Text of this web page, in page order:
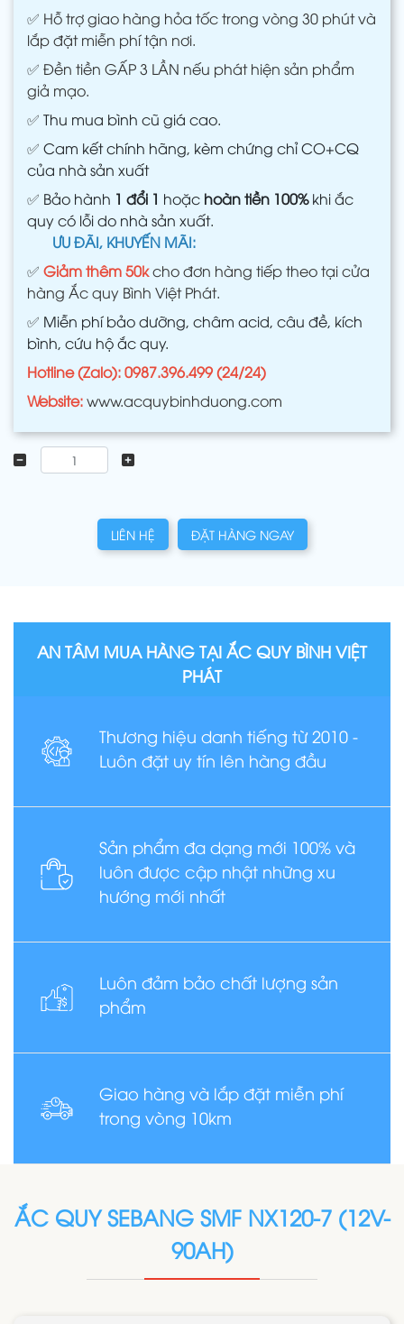
✅ Hỗ trợ giao hàng hỏa tốc trong vòng 30 phút và
lắp đặt miễn phí tận nơi.
✅ Đền tiền GẤP 3 LẦN nếu phát hiện sản phẩm
giả mạo.
✅ Thu mua bình cũ giá cao.
✅ Cam kết chính hãng, kèm chứng chỉ CO+CQ
của nhà sản xuất
✅ Bảo hành 1 đổi 1 hoặc hoàn tiền 100%khi ắc
quy có lỗi do nhà sản xuất.
ƯU ĐÃI, KHUYẾN MÃI:
✅ Giảm thêm 50kcho đơn hàng tiếp theo tại cửa
hàng Ắc quy Bình Việt Phát.
✅ Miễn phí bảo dưỡng, châm acid, câu đề, kích
bình, cứu hộ ắc quy.
Hotline (Zalo): 0987.396.499 (24/24)
Website:www.acquybinhduong.com
LIÊN HỆ ĐẶT HÀNG NGAY
AN TÂM MUA HÀNG TẠI ẮC QUY BÌNH VIỆT
PHÁT
Thương hiệu danh tiếng từ 2010 -
Luôn đặt uy tín lên hàng đầu
Sản phẩm đa dạng mới 100% và
luôn được cập nhật những xu
hướng mới nhất
Luôn đảm bảo chất lượng sản
phẩm
Giao hàng và lắp đặt miễn phí
trong vòng 10km
ẮC QUY SEBANG SMF NX120-7 (12V-
90AH)